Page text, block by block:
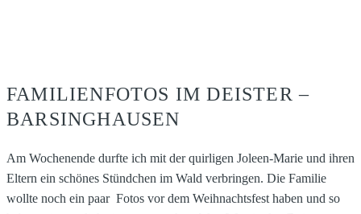
FAMILIENFOTOS IM DEISTER –
BARSINGHAUSEN
Am Wochenende durfte ich mit der quirligen Joleen-Marie und ihren
Eltern ein schönes Stündchen im Wald verbringen. Die Familie
wollte noch ein paar Fotos vor dem Weihnachtsfest haben und so